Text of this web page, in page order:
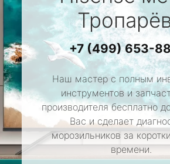
+7 (499) 653-
Наш мастер с полным
инструментов и
производителя бесплатно
Вас и сделает
морозильников за
времени.